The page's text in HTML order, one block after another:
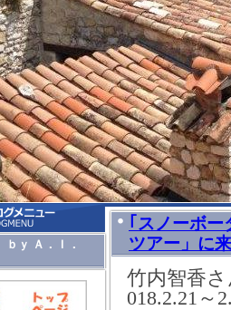
ｙ Ａ．Ｉ．
｢スノーボー
ツアー」に
竹内智香
018.2.21 ～